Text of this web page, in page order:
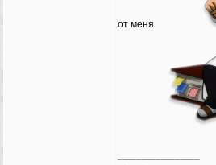
от меня